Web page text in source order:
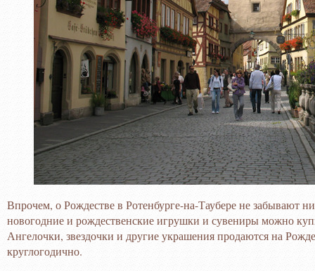
Впрочем, о Рождестве в Ротенбурге-на-Таубере не забывают
новогодние и рождественские игрушки и сувениры можно
Ангелочки, звездочки и другие украшения продаются на
круглогодично.